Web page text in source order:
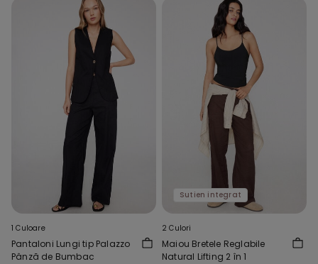
1 Culoare
Pantaloni Lungi tip Palazzo
Pânză de Bumbac
Sutien integrat
2 Culori
Maiou Bretele Reglabile
Natural Lifting 2 în 1